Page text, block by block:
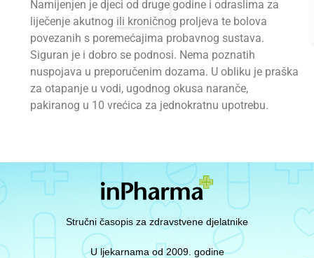
Namijenjen je djeci od druge godine i odraslima za
liječenje akutnog ili kroničnog proljeva te bolova
povezanih s poremećajima probavnog sustava.
Siguran je i dobro se podnosi. Nema poznatih
nuspojava u preporučenim dozama. U obliku je praška
za otapanje u vodi, ugodnog okusa naranče,
pakiranog u 10 vrećica za jednokratnu upotrebu.
Stručni časopis za zdravstvene djelatnike
U ljekarnama od 2009. godine